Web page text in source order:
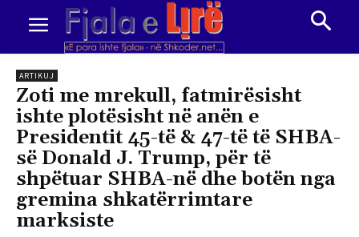
ARTIKUJ
Zoti me mrekull, fatmirësisht
ishte plotësisht në anën e
Presidentit 45-të & 47-të të SHBA-
së Donald J. Trump, për të
shpëtuar SHBA-në dhe botën nga
gremina shkatërrimtare
marksiste